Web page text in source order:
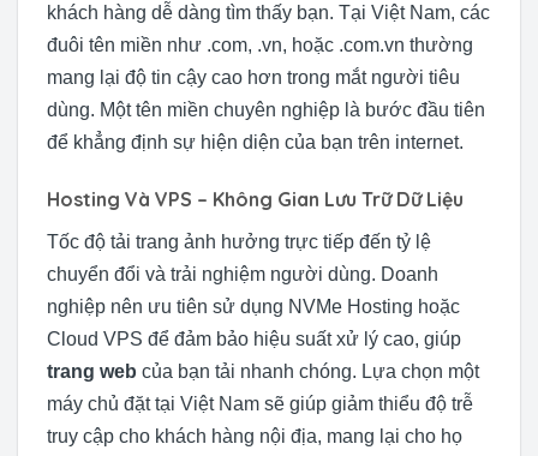
khách hàng dễ dàng tìm thấy bạn. Tại Việt Nam, các
đuôi tên miền như .com, .vn, hoặc .com.vn thường
mang lại độ tin cậy cao hơn trong mắt người tiêu
dùng. Một tên miền chuyên nghiệp là bước đầu tiên
để khẳng định sự hiện diện của bạn trên internet.
Hosting Và VPS – Không Gian Lưu Trữ Dữ Liệu
Tốc độ tải trang ảnh hưởng trực tiếp đến tỷ lệ
chuyển đổi và trải nghiệm người dùng. Doanh
nghiệp nên ưu tiên sử dụng NVMe Hosting hoặc
Cloud VPS để đảm bảo hiệu suất xử lý cao, giúp
trang web của bạn tải nhanh chóng. Lựa chọn một
máy chủ đặt tại Việt Nam sẽ giúp giảm thiểu độ trễ
truy cập cho khách hàng nội địa, mang lại cho họ